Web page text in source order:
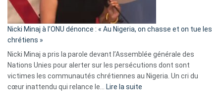
parle
ses
tripes »
Nicki Minaj à l’ONU dénonce : « Au Nigeria, on chasse et on tue les
chrétiens »
Nicki Minaj a pris la parole devant l’Assemblée générale des
Nations Unies pour alerter sur les persécutions dont sont
victimes les communautés chrétiennes au Nigeria. Un cri du
cœur inattendu qui relance le… Lire la suite